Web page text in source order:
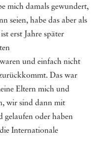
mich damals gewundert,
seien, habe das aber als
erst Jahre später
und einfach nicht
Das war
Eltern mich und
wir sind dann mit
gelaufen oder haben
Internationale